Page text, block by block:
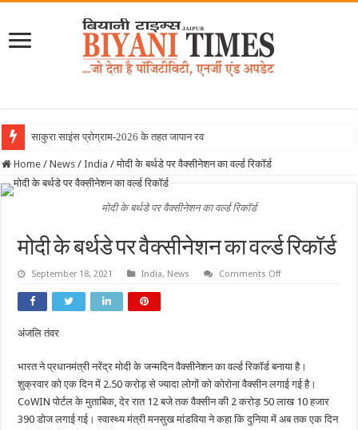
साकुरा साइंस प्रोग्राम-2026 के तहत जापान रवाना हुई बिया
Home / News / India / मोदी के बर्थडे पर वैक्सीनेशन का वर्ल्ड रिकॉर्ड
मोदी के बर्थडे पर वैक्सीनेशन का वर्ल्ड रिकॉर्ड
मोदी के बर्थडे पर वैक्सीनेशन का वर्ल्ड रिकॉर्ड
September 18, 2021 India, News Comments Offon
अंजलि तंवर
भारत ने प्रधानमंत्री नरेंद्र मोदी के जन्मदिन वैक्सीनेशन का वर्ल्ड रिकॉर्ड बनाया है।
शुक्रवार को एक दिन में 2.50 करोड़ से ज्यादा लोगों को कोरोना वैक्सीन लगाई गई है।
CoWIN पोर्टल के मुताबिक, देर रात 12 बजे तक वैक्सीन की 2 करोड़ 50 लाख 10 हजार
390 डोज लगाई गई। स्वास्थ्य मंत्री मनसुख मांडविया ने कहा कि दुनिया में अब तक एक दिन